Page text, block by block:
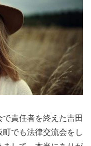
責任者を終えた吉田
でも法律交流会をし